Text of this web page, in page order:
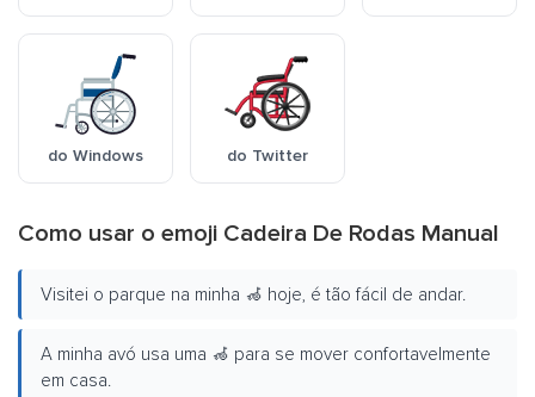
do Windows do Twitter
Como usar o emoji Cadeira De Rodas Manual
Visitei o parque na minha 🦽 hoje, é tão fácil de andar.
A minha avó usa uma 🦽 para se mover confortavelmente
em casa.